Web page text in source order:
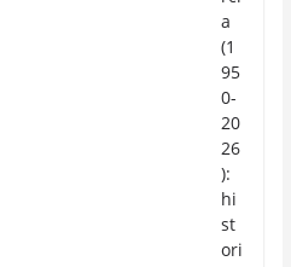
a
(1
95
0-
20
26
):
hi
st
ori